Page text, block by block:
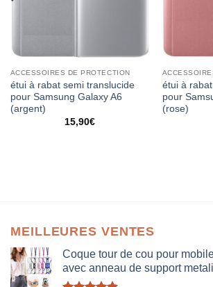
ACCESSOIRES DE PROTECTION
étui à rabat semi translucide
pour Samsung Galaxy A6
(argent)
15,90€
étui à
pour
(rose)
MEILLEURES VENTES
Coque tour de cou pour
avec anneau de support